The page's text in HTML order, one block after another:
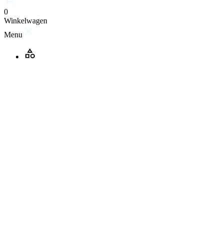
0
Winkelwagen
Menu